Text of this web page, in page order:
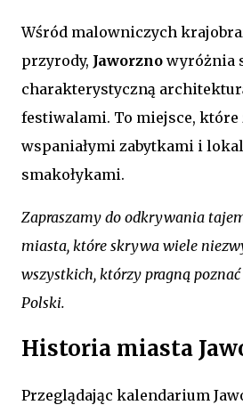
Wśród malowniczych
przyrody, Jaworzno wyróżnia
charakterystyczną
festiwalami. To miejsce,
wspaniałymi zabytkami i
smakołykami.
Zapraszamy do odkrywania
miasta, które skrywa wiele
wszystkich, którzy pragną
Polski.
Historia miasta
Przeglądając kalendarium